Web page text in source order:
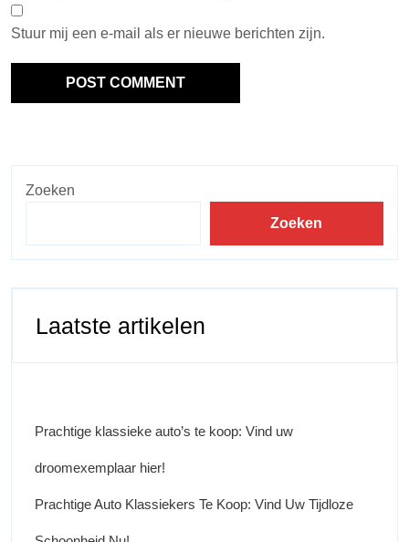
Stuur mij een e-mail als er nieuwe berichten zijn.
Zoeken
Zoeken
Laatste artikelen
Prachtige klassieke auto’s te koop: Vind uw
droomexemplaar hier!
Prachtige Auto Klassiekers Te Koop: Vind Uw Tijdloze